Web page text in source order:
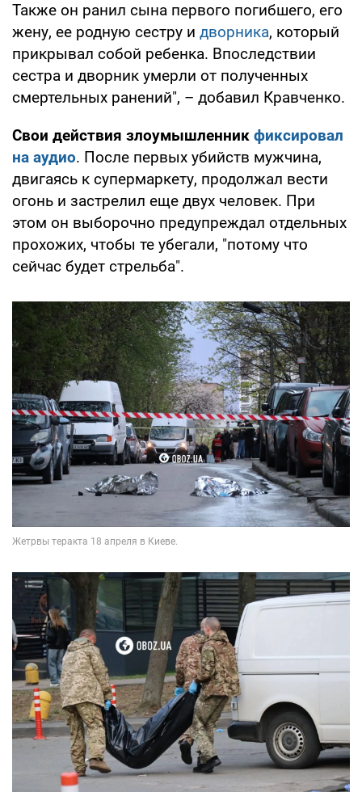
Также он ранил сына первого погибшего, его
жену, ее родную сестру и дворника, который
прикрывал собой ребенка. Впоследствии
сестра и дворник умерли от полученных
смертельных ранений", – добавил Кравченко.
Свои действия злоумышленник фиксировал
на аудио. После первых убийств мужчина,
двигаясь к супермаркету, продолжал вести
огонь и застрелил еще двух человек. При
этом он выборочно предупреждал отдельных
прохожих, чтобы те убегали, "потому что
сейчас будет стрельба".